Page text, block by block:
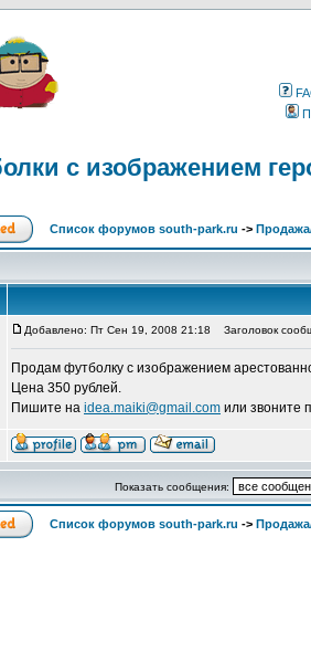
с изображением
Список форумов south-park.ru ->
Добавлено: Пт Сен 19, 2008 21:18 Заголовок
Продам футболку с изображением
Цена 350 рублей.
Пишите на idea.maiki@gmail.com или звоните
Показать сообщения:
Список форумов south-park.ru ->